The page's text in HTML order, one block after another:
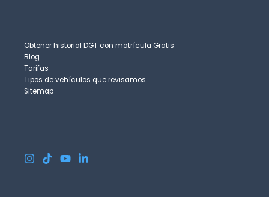
Obtener historial DGT con matrícula Gratis
Blog
Tarifas
Tipos de vehículos que revisamos
Sitemap